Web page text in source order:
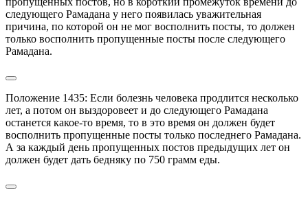
следующего Рамадана у него появилась уважительная
причина, по которой он не мог восполнить посты, то должен
только восполнить пропущенные посты после следующего
Рамадана.
Положение 1435: Если болезнь человека продлится несколько
лет, а потом он выздоровеет и до следующего Рамадана
останется какое-то время, то в это время он должен будет
восполнить пропущенные посты только последнего Рамадана.
А за каждый день пропущенных постов предыдущих лет он
должен будет дать бедняку по 750 грамм еды.